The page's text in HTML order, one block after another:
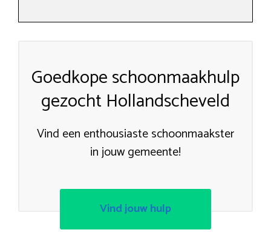
Goedkope schoonmaakhulp
gezocht Hollandscheveld
Vind een enthousiaste schoonmaakster
in jouw gemeente!
Vind jouw hulp